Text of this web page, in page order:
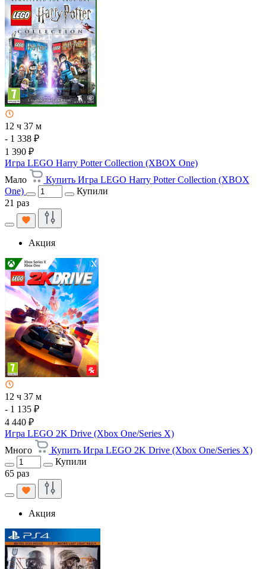
12 ч 37 м
- 1 338 ₽
1 390 ₽
Игра LEGO Harry Potter Collection (XBOX One)
Мало
Купить Игра LEGO Harry Potter Collection (XBOX
One)
Купили
21 раз
Акция
12 ч 37 м
- 1 135 ₽
4 440 ₽
Игра LEGO 2K Drive (Xbox One/Series X)
Много
Купить Игра LEGO 2K Drive (Xbox One/Series X)
Купили
65 раз
Акция